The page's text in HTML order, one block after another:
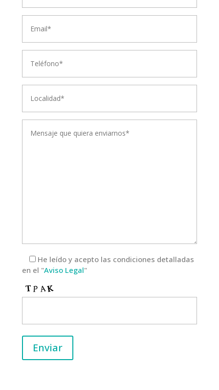
He leído y aceptolas condiciones detalladas
en el "Aviso Legal"